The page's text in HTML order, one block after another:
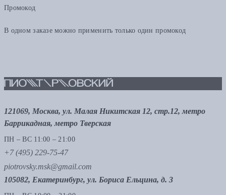
Промокод
В одном заказе можно применить только один промокод
121069, Москва, ул. Малая Никитская 12, стр.12, метро
Баррикадная, метро Тверская
ПН – ВС 11:00 – 21:00
+7 (495) 229-75-47
piotrovsky.msk@gmail.com
105082, Екатеринбург, ул. Бориса Ельцина, д. 3